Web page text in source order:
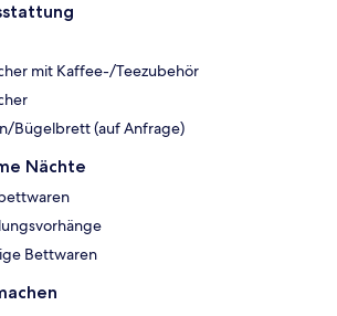
mit Kaffee-/Teezubehör
Bügelbrett (auf Anfrage)
Nächte
Bettwaren